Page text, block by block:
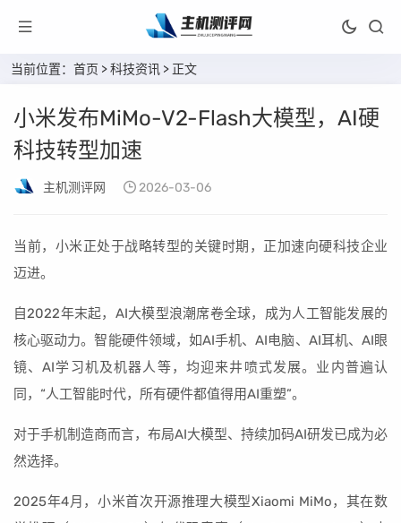
当前位置： 首页 >科技资讯 > 正文
小米发布MiMo-V2-Flash大模型，AI硬
科技转型加速
主机测评网 2026-03-06
当前，小米正处于战略转型的关键时期，正加速向硬科技企业
迈进。
自2022年末起，AI大模型浪潮席卷全球，成为人工智能发展的
核心驱动力。智能硬件领域，如AI手机、AI电脑、AI耳机、AI眼
镜、AI学习机及机器人等，均迎来井喷式发展。业内普遍认
同，“人工智能时代，所有硬件都值得用AI重塑”。
对于手机制造商而言，布局AI大模型、持续加码AI研发已成为必
然选择。
2025年4月，小米首次开源推理大模型Xiaomi MiMo，其在数